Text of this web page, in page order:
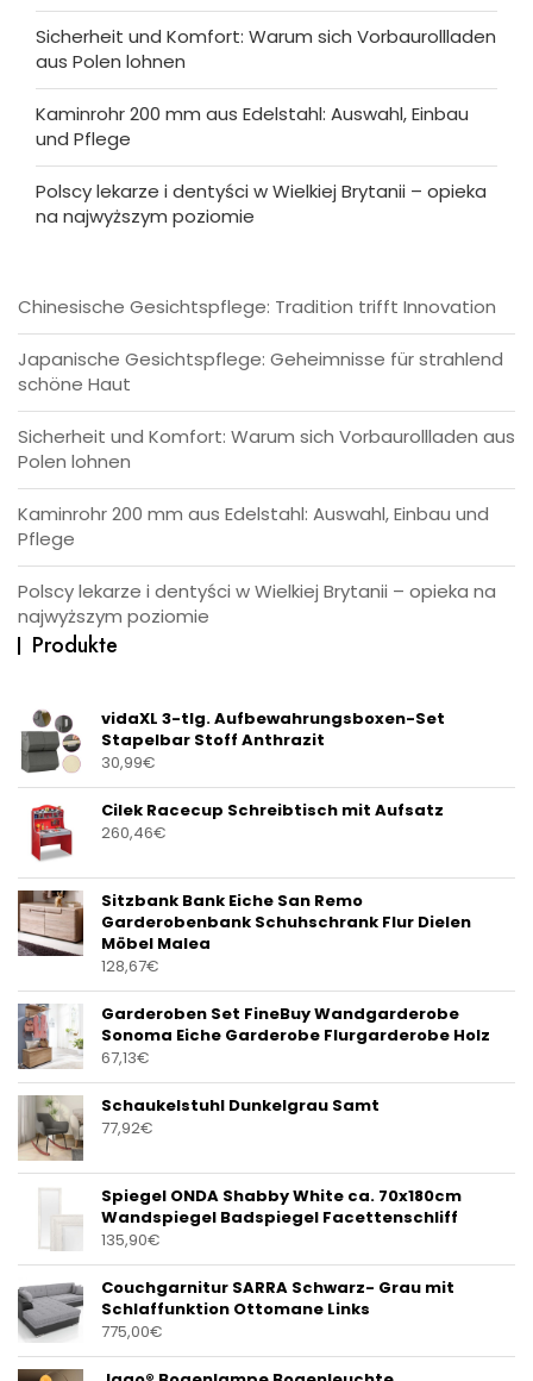
Sicherheit und Komfort: Warum sich Vorbaurollladen
aus Polen lohnen
Kaminrohr 200 mm aus Edelstahl: Auswahl, Einbau
und Pflege
Polscy lekarze i dentyści w Wielkiej Brytanii – opieka
na najwyższym poziomie
Chinesische Gesichtspflege: Tradition trifft Innovation
Japanische Gesichtspflege: Geheimnisse für strahlend
schöne Haut
Sicherheit und Komfort: Warum sich Vorbaurollladen aus
Polen lohnen
Kaminrohr 200 mm aus Edelstahl: Auswahl, Einbau und
Pflege
Polscy lekarze i dentyści w Wielkiej Brytanii – opieka na
najwyższym poziomie
Produkte
vidaXL 3-tlg. Aufbewahrungsboxen-Set
Stapelbar Stoff Anthrazit
30,99€
Cilek Racecup Schreibtisch mit Aufsatz
260,46€
Sitzbank Bank Eiche San Remo
Garderobenbank Schuhschrank Flur Dielen
Möbel Malea
128,67€
Garderoben Set FineBuy Wandgarderobe
Sonoma Eiche Garderobe Flurgarderobe Holz
67,13€
Schaukelstuhl Dunkelgrau Samt
77,92€
Spiegel ONDA Shabby White ca. 70x180cm
Wandspiegel Badspiegel Facettenschliff
135,90€
Couchgarnitur SARRA Schwarz- Grau mit
Schlaffunktion Ottomane Links
775,00€